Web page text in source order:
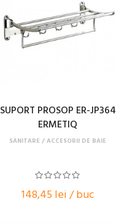
SUPORT PROSOP ER-JP364
ERMETIQ
148,45 lei / buc
SANITARE ACCESORII DE BAIE